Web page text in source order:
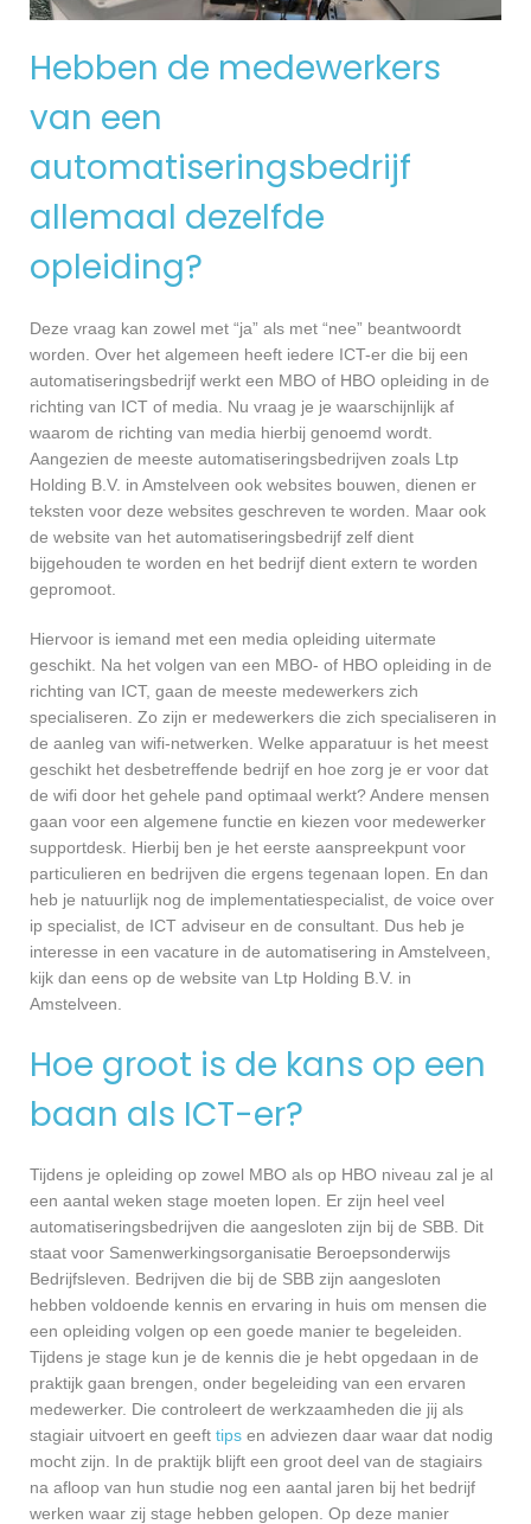
Hebben de medewerkers
van een
automatiseringsbedrijf
allemaal dezelfde
opleiding?
Deze vraag kan zowel met “ja” als met “nee” beantwoordt
worden. Over het algemeen heeft iedere ICT-er die bij een
automatiseringsbedrijf werkt een MBO of HBO opleiding in de
richting van ICT of media. Nu vraag je je waarschijnlijk af
waarom de richting van media hierbij genoemd wordt.
Aangezien de meeste automatiseringsbedrijven zoals Ltp
Holding B.V. in Amstelveen ook websites bouwen, dienen er
teksten voor deze websites geschreven te worden. Maar ook
de website van het automatiseringsbedrijf zelf dient
bijgehouden te worden en het bedrijf dient extern te worden
gepromoot.
Hiervoor is iemand met een media opleiding uitermate
geschikt. Na het volgen van een MBO- of HBO opleiding in de
richting van ICT, gaan de meeste medewerkers zich
specialiseren. Zo zijn er medewerkers die zich specialiseren in
de aanleg van wifi-netwerken. Welke apparatuur is het meest
geschikt het desbetreffende bedrijf en hoe zorg je er voor dat
de wifi door het gehele pand optimaal werkt? Andere mensen
gaan voor een algemene functie en kiezen voor medewerker
supportdesk. Hierbij ben je het eerste aanspreekpunt voor
particulieren en bedrijven die ergens tegenaan lopen. En dan
heb je natuurlijk nog de implementatiespecialist, de voice over
ip specialist, de ICT adviseur en de consultant. Dus heb je
interesse in een vacature in de automatisering in Amstelveen,
kijk dan eens op de website van Ltp Holding B.V. in
Amstelveen.
Hoe groot is de kans op een
baan als ICT-er?
Tijdens je opleiding op zowel MBO als op HBO niveau zal je al
een aantal weken stage moeten lopen. Er zijn heel veel
automatiseringsbedrijven die aangesloten zijn bij de SBB. Dit
staat voor Samenwerkingsorganisatie Beroepsonderwijs
Bedrijfsleven. Bedrijven die bij de SBB zijn aangesloten
hebben voldoende kennis en ervaring in huis om mensen die
een opleiding volgen op een goede manier te begeleiden.
Tijdens je stage kun je de kennis die je hebt opgedaan in de
praktijk gaan brengen, onder begeleiding van een ervaren
medewerker. Die controleert de werkzaamheden die jij als
stagiair uitvoert en geeft tips en adviezen daar waar dat nodig
mocht zijn. In de praktijk blijft een groot deel van de stagiairs
na afloop van hun studie nog een aantal jaren bij het bedrijf
werken waar zij stage hebben gelopen. Op deze manier